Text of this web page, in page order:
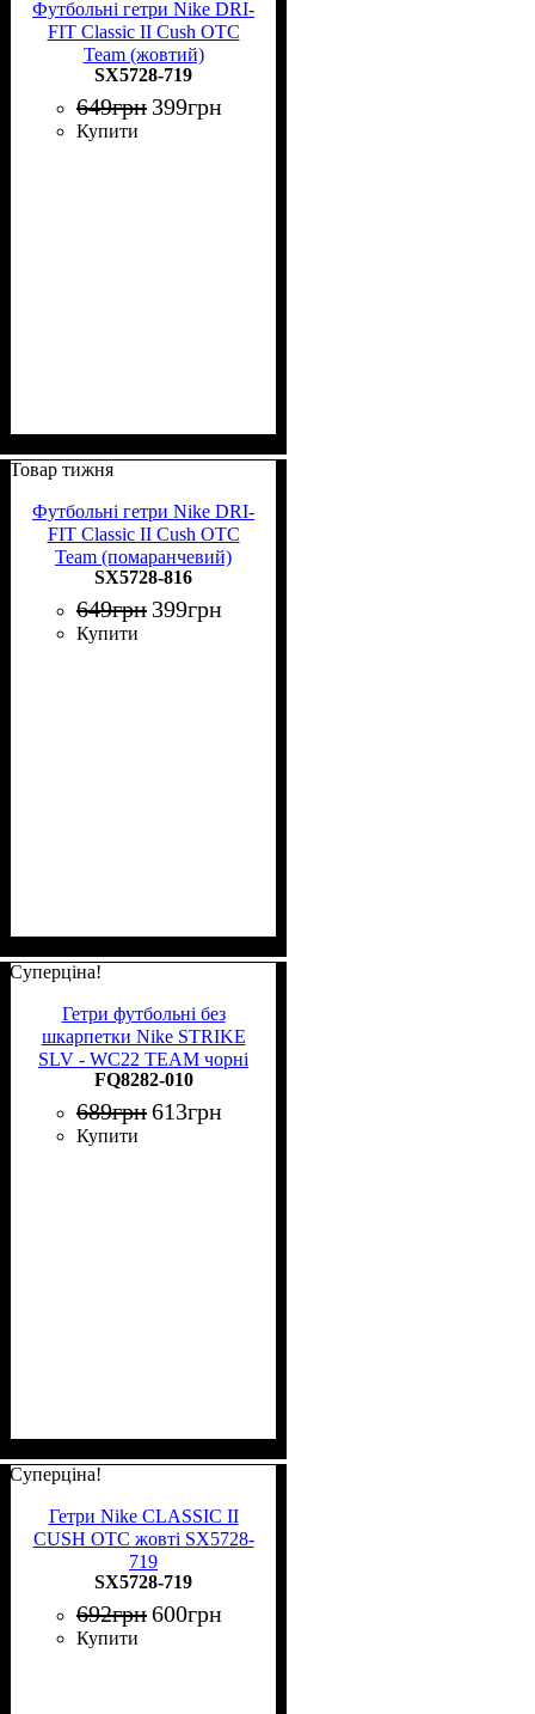
Футбольні гетри Nike DRI-
FIT Classic II Cush OTC
Team (жовтий)
SX5728-719
649грн 399грн
Купити
Товар тижня
Футбольні гетри Nike DRI-
FIT Classic II Cush OTC
Team (помаранчевий)
SX5728-816
649грн 399грн
Купити
Суперціна!
Гетри футбольні без
шкарпетки Nike STRIKE
SLV - WC22 TEAM чорні
FQ8282-010
FQ8282-010
689грн613грн
Купити
Суперціна!
Гетри Nike CLASSIC II
CUSH OTC жовті SX5728-
719
SX5728-719
692грн600грн
Купити